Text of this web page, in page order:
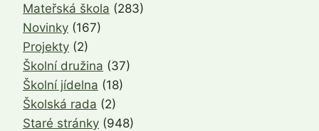
Mateřská škola (283)
Novinky (167)
Projekty (2)
Školní družina (37)
Školní jídelna (18)
Školská rada (2)
Staré stránky (948)